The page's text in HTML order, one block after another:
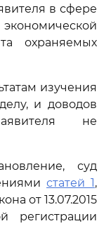
в сфере
охраняемых
изучения
и доводов
не
суд
статей 1,
от 13.07.2015
регистрации